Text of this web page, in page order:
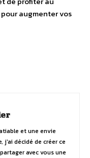
augmenter vos
et une envie
j'ai décidé de créer ce
avec vous une